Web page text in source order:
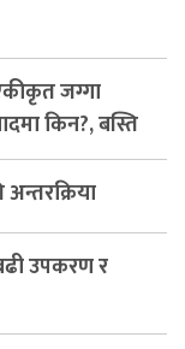
जग्गा
किन?, बस्ति
हुने
उपकरण र